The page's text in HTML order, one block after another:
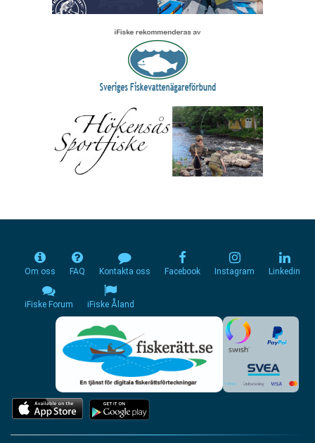
Om oss FAQ Kontakta oss Facebook Instagram Linkedin
iFiske Forum iFiske Åland